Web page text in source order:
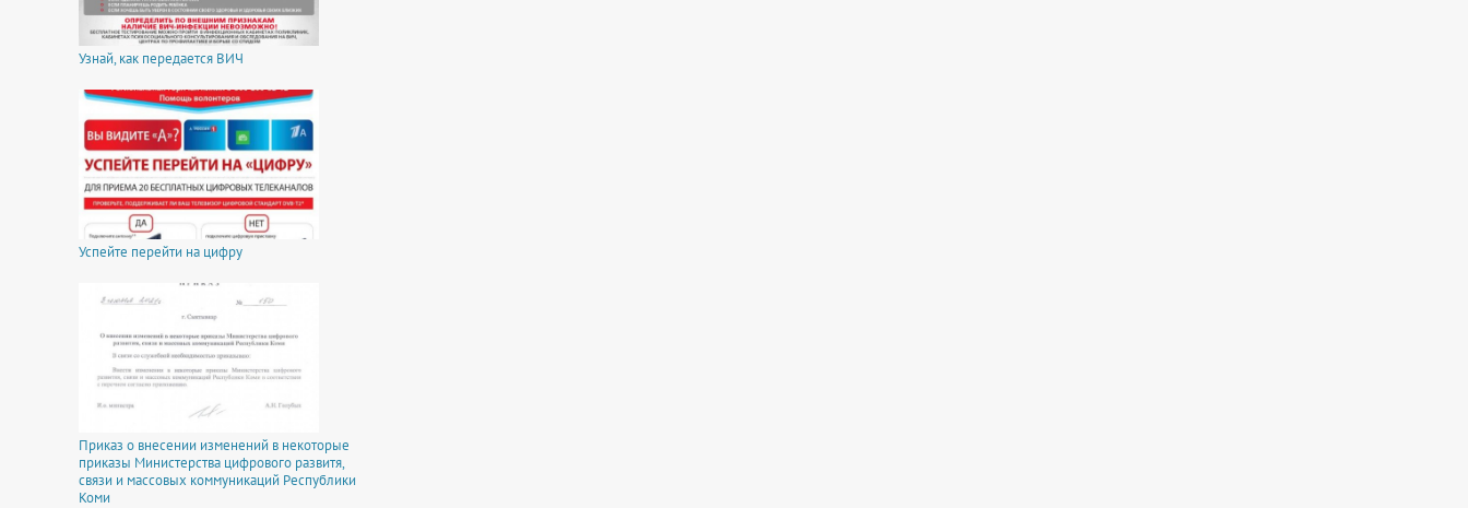
Узнай, как передается ВИЧ
Успейте перейти на цифру
Приказ о внесении изменений в некоторые
приказы Министерства цифрового развитя,
связи и массовых коммуникаций Республики
Коми